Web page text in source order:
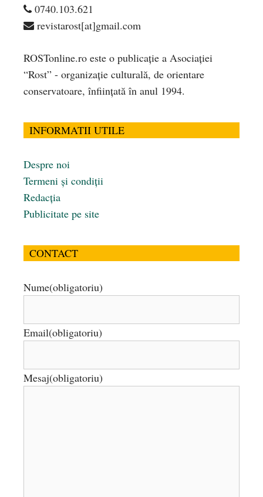
0740.103.621
revistarost[at]gmail.com
ROSTonline.ro este o publicaţie a Asociaţiei
“Rost” - organizaţie culturală, de orientare
conservatoare, înfiinţată în anul 1994.
INFORMATII UTILE
Despre noi
Termeni și condiții
Redacția
Publicitate pe site
CONTACT
Nume(obligatoriu)
Email(obligatoriu)
Mesaj(obligatoriu)